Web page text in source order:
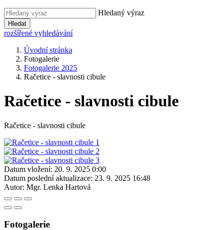
Hledaný výraz
Hledat
rozšířené vyhledávání
Úvodní stránka
Fotogalerie
Fotogalerie 2025
Račetice - slavnosti cibule
Račetice - slavnosti cibule
Račetice - slavnosti cibule
Datum vložení: 20. 9. 2025 0:00
Datum poslední aktualizace: 23. 9. 2025 16:48
Autor: Mgr. Lenka Hartová
Fotogalerie